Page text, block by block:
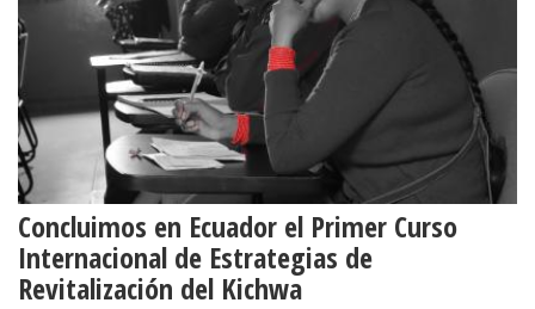
Concluimos en Ecuador el Primer Curso
Internacional de Estrategias de
Revitalización del Kichwa